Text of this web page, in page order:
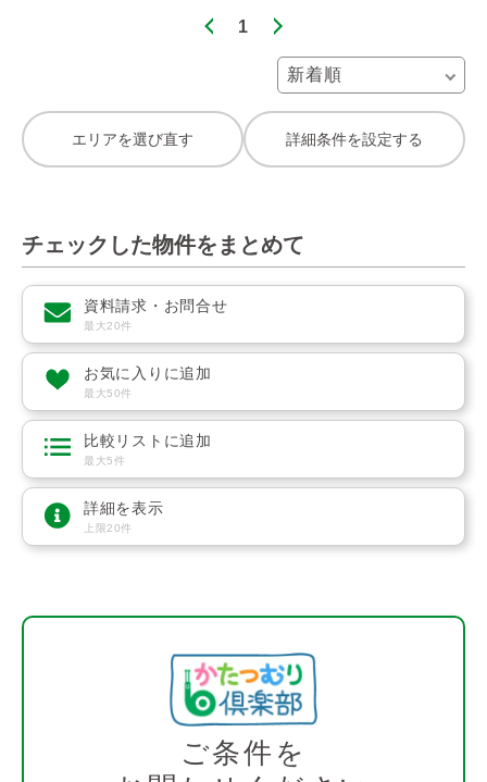
1
エリアを選び直す 詳細条件を設定する
チェックした物件をまとめて
資料請求・お問合せ
最大20件
お気に入りに追加
最大50件
比較リストに追加
最大5件
詳細を表示
上限20件
ご条件を